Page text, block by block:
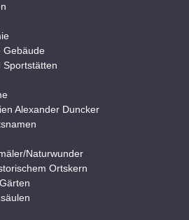
Gebäude
Sportstätten
Alexander Duncker
Naturwunder
Ortskern